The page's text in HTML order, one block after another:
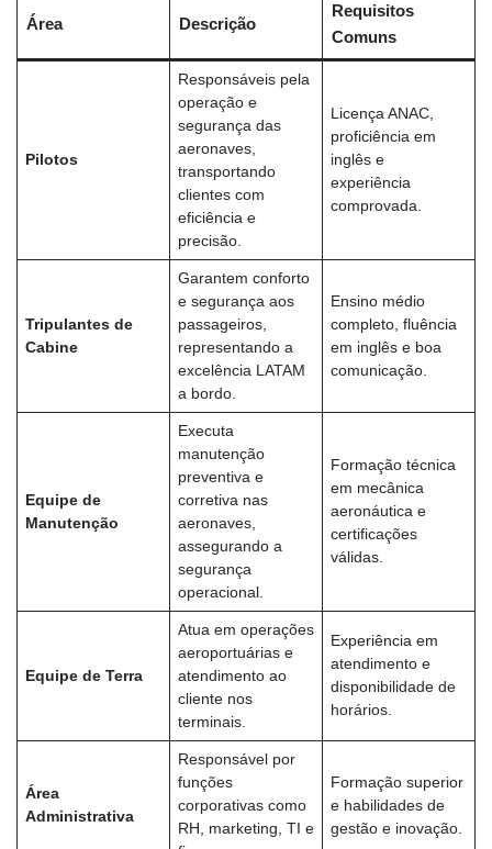
Área Descrição
Requisitos
Comuns
Pilotos
Responsáveis pela
operação e
segurança das
aeronaves,
transportando
clientes com
eficiência e
precisão.
Licença ANAC,
proficiência em
inglês e
experiência
comprovada.
Tripulantes de
Cabine
Garantem conforto
e segurança aos
passageiros,
representando a
excelência LATAM
a bordo.
Ensino médio
completo, fluência
em inglês e boa
comunicação.
Equipe de
Manutenção
Executa
manutenção
preventiva e
corretiva nas
aeronaves,
assegurando a
segurança
operacional.
Formação técnica
em mecânica
aeronáutica e
certificações
válidas.
Equipe de Terra
Atua em operações
aeroportuárias e
atendimento ao
cliente nos
terminais.
Experiência em
atendimento e
disponibilidade de
horários.
Área
Administrativa
Responsável por
funções
corporativas como
RH, marketing, TI e
Formação superior
e habilidades de
gestão e inovação.